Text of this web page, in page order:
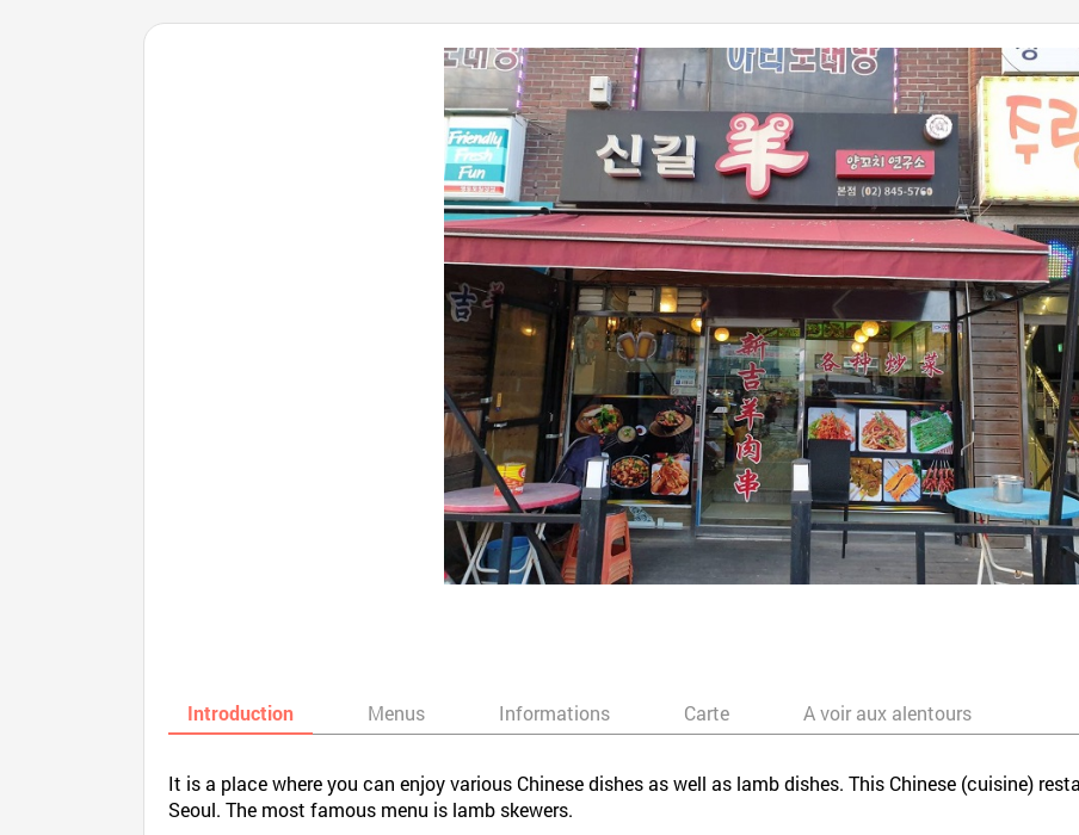
Introduction Menus Informations Carte A voir aux alentours
It is a place where you can enjoy various Chinese dishes as well as lamb dishes. This Chinese (cuisine)
Seoul. The most famous menu is lamb skewers.